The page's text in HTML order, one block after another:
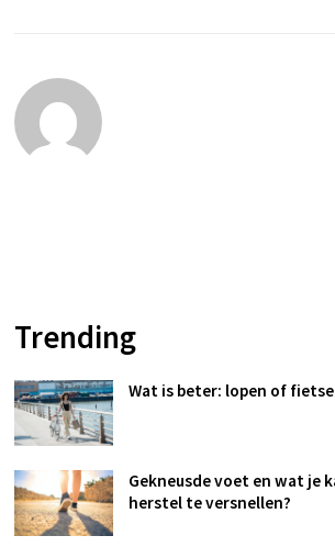
Trending
Wat is beter: lopen of
Gekneusde voet en wat je
herstel te versnellen?